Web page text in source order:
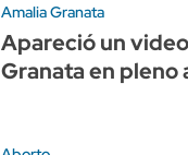
Amalia Granata
Apareció un
Granata en pleno